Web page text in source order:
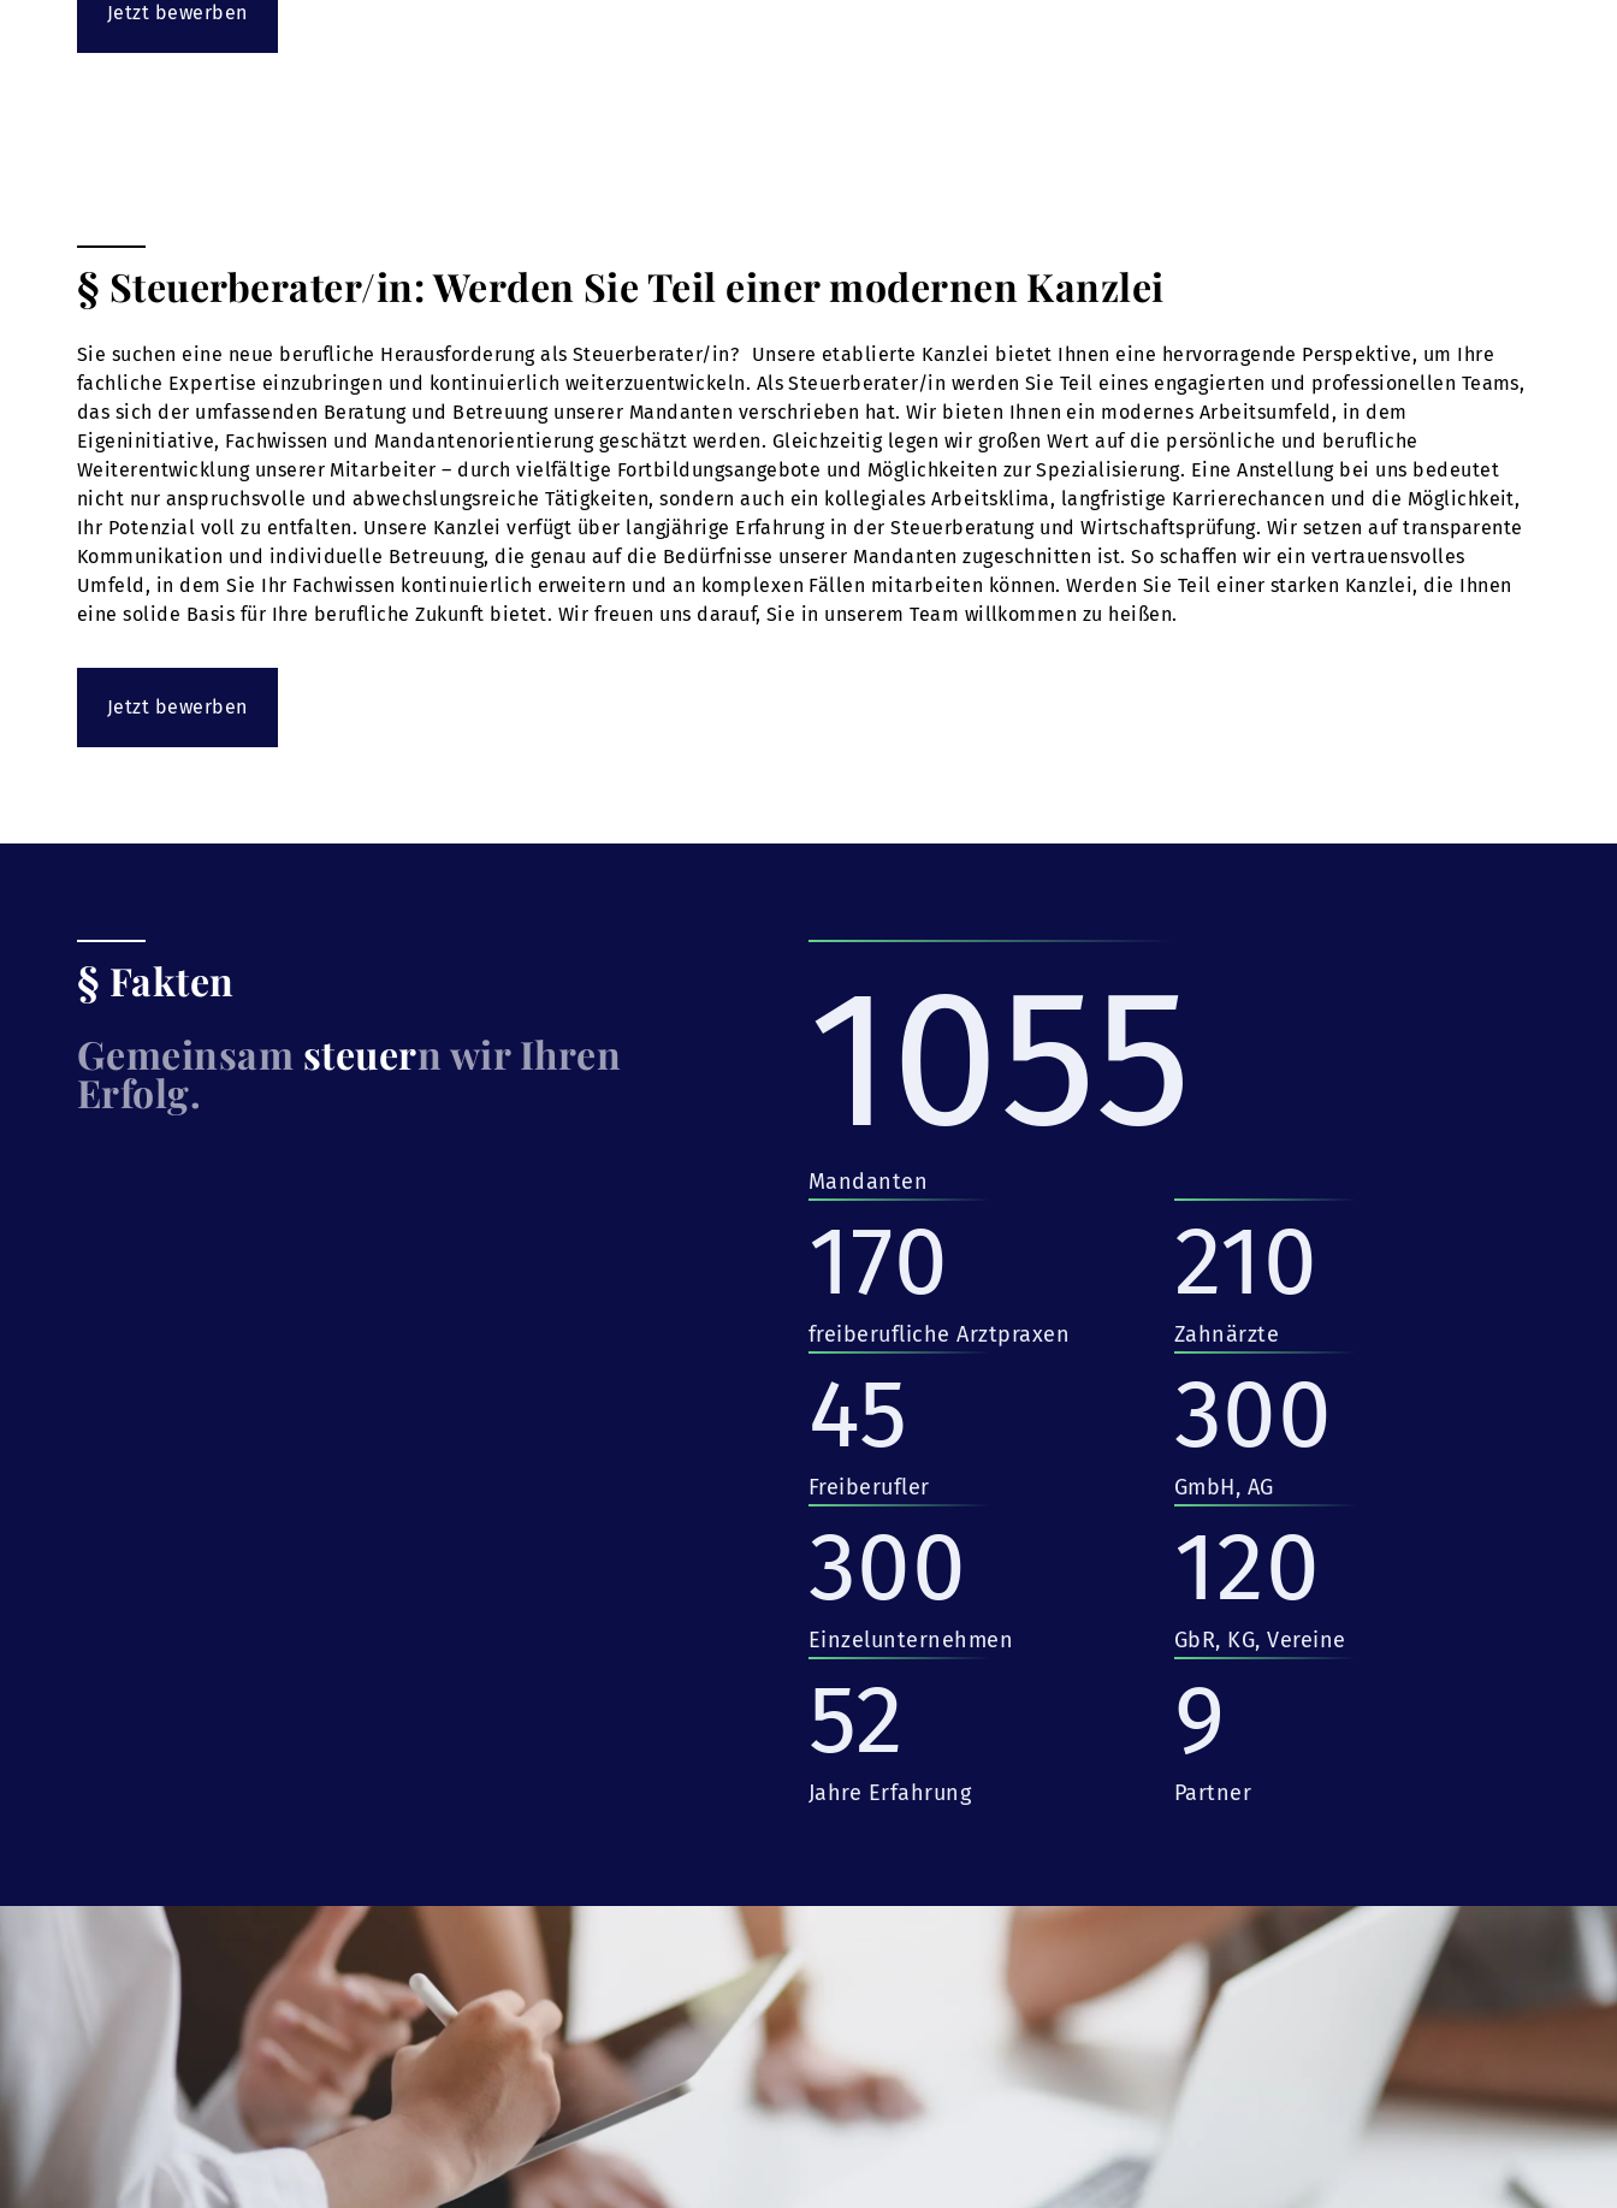
Jetzt bewerben
§ Steuerberater/in: Werden Sie Teil einer modernen Kanzlei
Sie suchen eine neue berufliche Herausforderung als Steuerberater/in? Unsere etablierte Kanzlei bietet Ihnen eine hervorragende Perspektive, um Ihre
fachliche Expertise einzubringen und kontinuierlich weiterzuentwickeln. Als Steuerberater/in werden Sie Teil eines engagierten und professionellen Teams,
das sich der umfassenden Beratung und Betreuung unserer Mandanten verschrieben hat. Wir bieten Ihnen ein modernes Arbeitsumfeld, in dem
Eigeninitiative, Fachwissen und Mandantenorientierung geschätzt werden. Gleichzeitig legen wir großen Wert auf die persönliche und berufliche
Weiterentwicklung unserer Mitarbeiter – durch vielfältige Fortbildungsangebote und Möglichkeiten zur Spezialisierung. Eine Anstellung bei uns bedeutet
nicht nur anspruchsvolle und abwechslungsreiche Tätigkeiten, sondern auch ein kollegiales Arbeitsklima, langfristige Karrierechancen und die Möglichkeit,
Ihr Potenzial voll zu entfalten. Unsere Kanzlei verfügt über langjährige Erfahrung in der Steuerberatung und Wirtschaftsprüfung. Wir setzen auf transparente
Kommunikation und individuelle Betreuung, die genau auf die Bedürfnisse unserer Mandanten zugeschnitten ist. So schaffen wir ein vertrauensvolles
Umfeld, in dem Sie Ihr Fachwissen kontinuierlich erweitern und an komplexen Fällen mitarbeiten können. Werden Sie Teil einer starken Kanzlei, die Ihnen
eine solide Basis für Ihre berufliche Zukunft bietet. Wir freuen uns darauf, Sie in unserem Team willkommen zu heißen.
Jetzt bewerben
§ Fakten
Gemeinsam steuern wir Ihren
Erfolg. 1055
Mandanten
170
freiberufliche Arztpraxen
210
Zahnärzte
45
Freiberufler
300
GmbH, AG
300
Einzelunternehmen
120
GbR, KG, Vereine
52
Jahre Erfahrung
9
Partner